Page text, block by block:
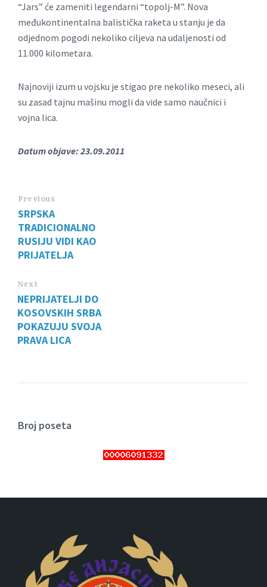
“Jars” će zameniti legendarni “topolj-M”. Nova
međukontinentalna balistička raketa u stanju je da
odjednom pogodi nekoliko ciljeva na udaljenosti od
11.000 kilometara.
Najnoviji izum u vojsku je stigao pre nekoliko meseci, ali
su zasad tajnu mašinu mogli da vide samo naučnici i
vojna lica.
Datum objave: 23.09.2011
Previous
SRPSKA
TRADICIONALNO
RUSIJU VIDI KAO
PRIJATELJA
Next
NEPRIJATELJI DO
KOSOVSKIH SRBA
POKAZUJU SVOJA
PRAVA LICA
Broj poseta